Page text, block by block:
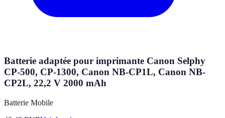
Batterie adaptée pour imprimante Canon Selphy
CP-500, CP-1300, Canon NB-CP1L, Canon NB-
CP2L, 22,2 V 2000 mAh
Batterie Mobile